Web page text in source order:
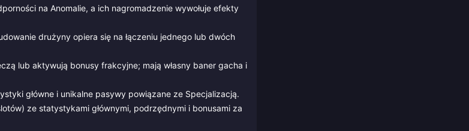
na Anomalie, a ich nagromadzenie wywołuje efekty
drużyny opiera się na łączeniu jednego lub dwóch
lub aktywują bonusy frakcyjne; mają własny baner gacha i
główne i unikalne pasywy powiązane ze Specjalizacją.
ze statystykami głównymi, podrzędnymi i bonusami za